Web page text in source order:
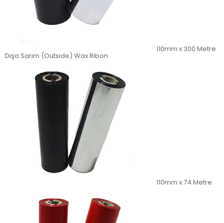
110mm x 300 Metre
Dışa Sarım (Outside) Wax Ribon
110mm x 74 Metre